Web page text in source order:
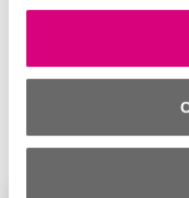
momento haciendo
privacidad» que
la izquierda de la
saber más, consulta
articulan
con aportaciones de
las clases de activos
etc.). Uno de los
de tener una visión
macroeconómicas y